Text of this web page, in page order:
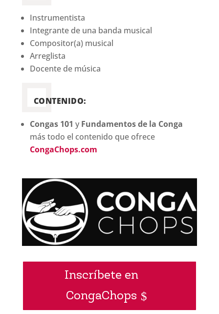
Instrumentista
Integrante de una banda musical
Compositor(a) musical
Arreglista
Docente de música
CONTENIDO:
Congas 101 y Fundamentos de la Conga
más todo el contenido que ofrece
CongaChops.com
Inscríbete en
CongaChops